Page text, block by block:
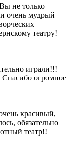
не только
очень мудрый
театру!
играли!!!
Спасибо огромное
красивый,
обязательно
театр!!